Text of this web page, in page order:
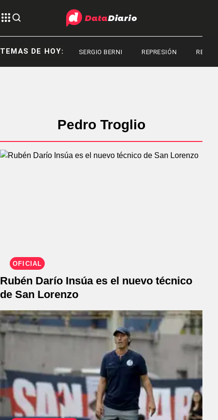
TEMAS DE HOY: SERGIO BERNI REPRESIÓN
Pedro Troglio
OFICIAL
Rubén Darío Insúa es el nuevo técnico
de San Lorenzo